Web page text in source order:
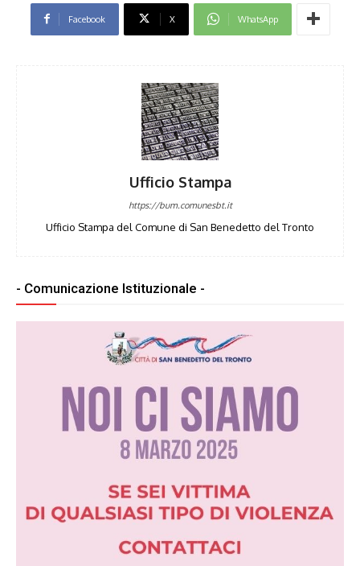
Facebook X WhatsApp
Ufficio Stampa
https://bum.comunesbt.it
Ufficio Stampa del Comune di San Benedetto del Tronto
- Comunicazione Istituzionale -